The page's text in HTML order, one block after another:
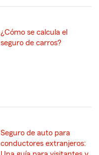
¿Cómo se calcula el
seguro de carros?
Seguro de auto para
conductores extranjeros: